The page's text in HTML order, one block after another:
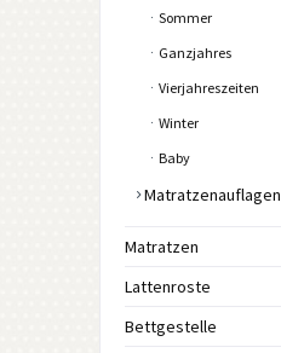
Sommer
Ganzjahres
Vierjahreszeiten
Winter
Baby
Matratzenauflagen
Matratzen
Lattenroste
Bettgestelle